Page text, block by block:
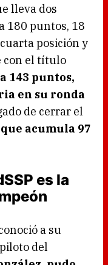
lleva dos
180 puntos, 18
posición y
con el título
143 puntos,
en su ronda
de cerrar el
acumula 97
es la
a su
del